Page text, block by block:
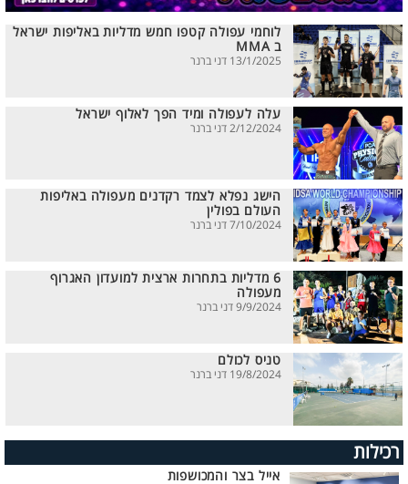
לוחמי עפולה קטפו חמש מדליות באליפות ישראל
ב MMA
13/1/2025 דני ברנר
עלה לעפולה ומיד הפך לאלוף ישראל
2/12/2024 דני ברנר
הישג נפלא לצמד רקדנים מעפולה באליפות
העולם בפולין
7/10/2024 דני ברנר
6 מדליות בתחרות ארצית למועדון האגרוף
מעפולה
9/9/2024 דני ברנר
טניס לכולם
19/8/2024 דני ברנר
רכילות
אייל בצר והמכושפות